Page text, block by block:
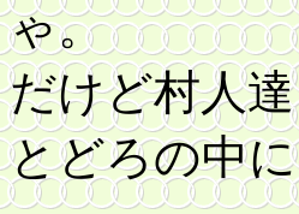
ゃ。
だけど村人
とどろの中